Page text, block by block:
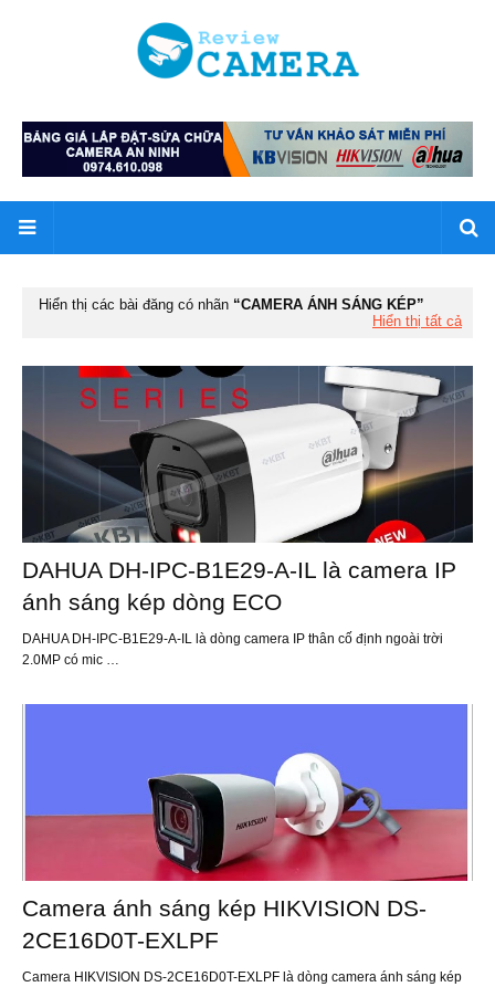
Hiển thị các bài đăng có nhãn
CAMERA ÁNH SÁNG KÉP
Hiển thị tất cả
DAHUA DH-IPC-B1E29-A-IL là camera IP
ánh sáng kép dòng ECO
DAHUA DH-IPC-B1E29-A-IL là dòng camera IP thân cố định ngoài trời
2.0MP có mic …
Camera ánh sáng kép HIKVISION DS-
2CE16D0T-EXLPF
Camera HIKVISION DS-2CE16D0T-EXLPF là dòng camera ánh sáng kép